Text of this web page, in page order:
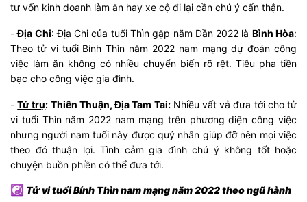
tư vốn kinh doanh làm ăn hay xe cộ đi lại cần chú ý cẩn thận.
-Địa Chi: Địa Chi của tuổi Thìn gặp năm Dần 2022 là Bình Hòa:
Theo tử vi tuổi Bính Thìn năm 2022 nam mạng dự đoán công
việc làm ăn không có nhiều chuyển biến rõ rệt. Tiêu pha tiền
bạc cho công việc gia đình.
-Tứ trụ: Thiên Thuận, Địa Tam Tai:Nhiều vất vả đưa tới cho tử
vi tuổi Thìn năm 2022 nam mạng trên phương diện công việc
nhưng người nam tuổi này được quý nhân giúp đỡ nên mọi việc
theo đó thuận lợi. Tình cảm gia đình chú ý không tốt hoặc
chuyện buồn phiền có thể đưa tới.
☯ Tử vi tuổi Bính Thìn nam mạng năm 2022 theo ngũ hành